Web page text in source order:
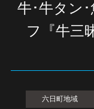
牛･牛タン
フ『牛三
六日町地域